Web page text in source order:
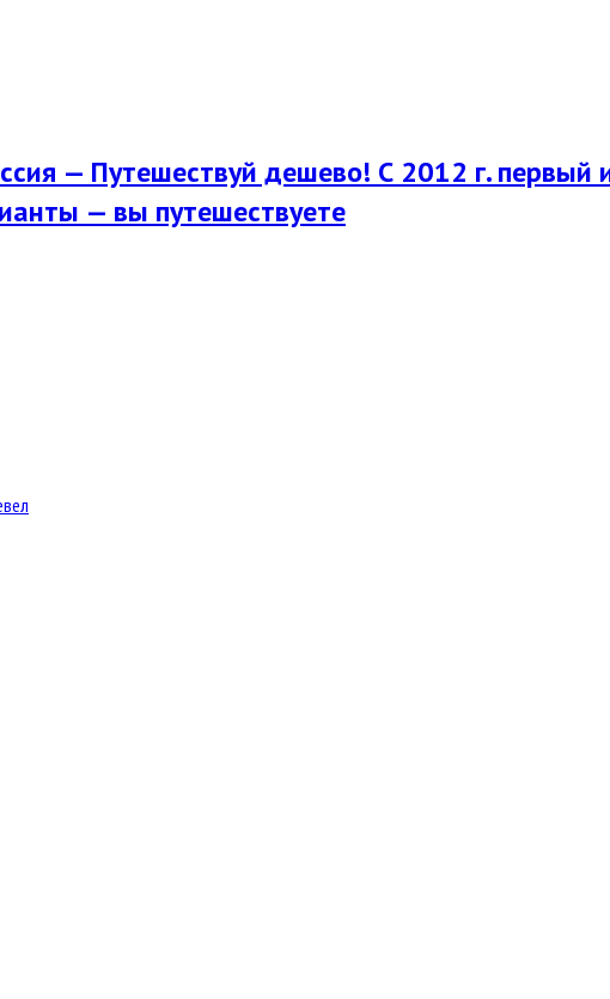
— Путешествуй дешево! С 2012 г. первый
— вы путешествуете